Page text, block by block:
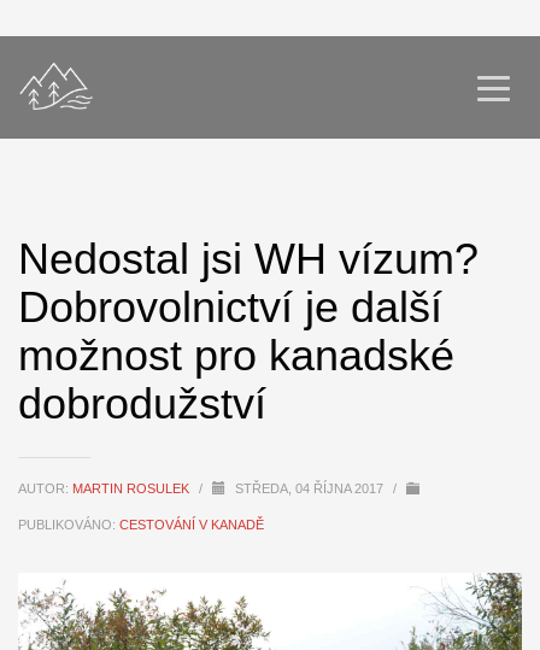
Nedostal jsi WH vízum?
Dobrovolnictví je další
možnost pro kanadské
dobrodužství
AUTOR: MARTIN ROSULEK / STŘEDA, 04 ŘÍJNA 2017 /
PUBLIKOVÁNO: CESTOVÁNÍ V KANADĚ